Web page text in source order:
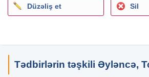
Düzəliş et Sil
Tədbirlərin təşkili Əyləncə,